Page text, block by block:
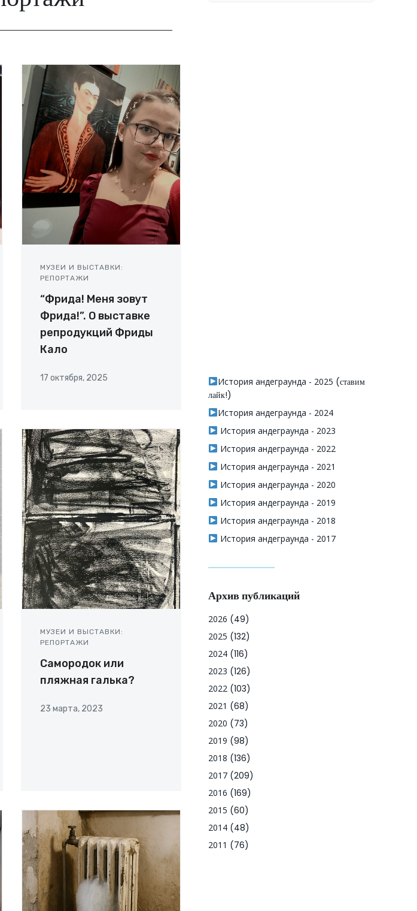
МУЗЕИ И ВЫСТАВКИ:
РЕПОРТАЖИ
“Фрида! Меня зовут
Фрида!”. О выставке
репродукций Фриды
Кало
17 октября, 2025
МУЗЕИ И ВЫСТАВКИ:
РЕПОРТАЖИ
Самородок или
пляжная галька?
23 марта, 2023
История андеграунда - 2025 (ставим
лайк!)
История андеграунда - 2024
История андеграунда - 2023
История андеграунда - 2022
История андеграунда - 2021
История андеграунда - 2020
История андеграунда - 2019
История андеграунда - 2018
История андеграунда - 2017
Архив публикаций
2026 (49)
2025 (132)
2024 (116)
2023 (126)
2022 (103)
2021 (68)
2020 (73)
2019 (98)
2018 (136)
2017 (209)
2016 (169)
2015 (60)
2014 (48)
2011 (76)